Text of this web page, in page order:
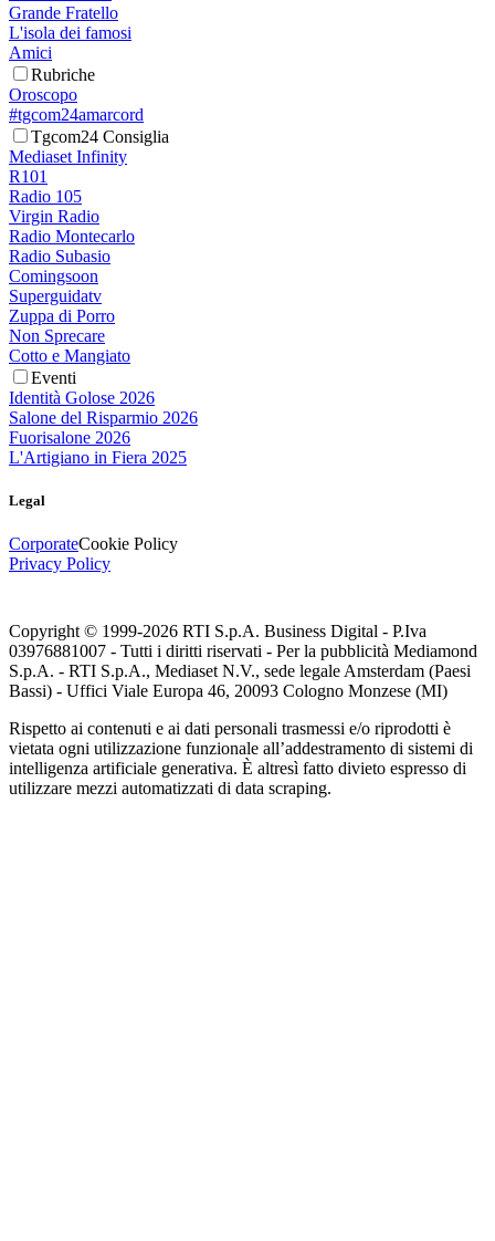
Grande Fratello
L'isola dei famosi
Amici
Rubriche
Oroscopo
#tgcom24amarcord
Tgcom24 Consiglia
Mediaset Infinity
R101
Radio 105
Virgin Radio
Radio Montecarlo
Radio Subasio
Comingsoon
Superguidatv
Zuppa di Porro
Non Sprecare
Cotto e Mangiato
Eventi
Identità Golose 2026
Salone del Risparmio 2026
Fuorisalone 2026
L'Artigiano in Fiera 2025
Legal
CorporateCookie Policy
Privacy Policy
Copyright © 1999-2026 RTI S.p.A. Business Digital - P.Iva
03976881007 - Tutti i diritti riservati - Per la pubblicità Mediamond
S.p.A. - RTI S.p.A., Mediaset N.V., sede legale Amsterdam (Paesi
Bassi) - Uffici Viale Europa 46, 20093 Cologno Monzese (MI)
Rispetto ai contenuti e ai dati personali trasmessi e/o riprodotti è
vietata ogni utilizzazione funzionale all’addestramento di sistemi di
intelligenza artificiale generativa. È altresì fatto divieto espresso di
utilizzare mezzi automatizzati di data scraping.